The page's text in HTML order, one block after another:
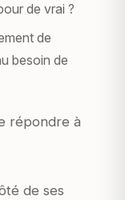
de vrai ?
de
besoin de
répondre à
de ses